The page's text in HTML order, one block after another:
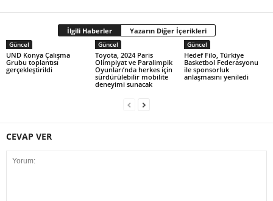
İlgili Haberler Yazarın Diğer İçerikleri
Güncel
UND Konya Çalışma
Grubu toplantısı
gerçekleştirildi
Güncel
Toyota, 2024 Paris
Olimpiyat ve Paralimpik
Oyunları’nda herkes için
sürdürülebilir mobilite
deneyimi sunacak
Güncel
Hedef Filo, Türkiye
Basketbol Federasyonu
ile sponsorluk
anlaşmasını yeniledi
CEVAP VER